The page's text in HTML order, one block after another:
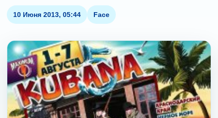
10 Июня 2013, 05:44 Face